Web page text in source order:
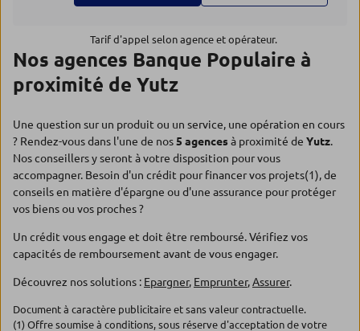
Tarif d'appel selon agence et opérateur.
Nos agences Banque Populaire à
proximité de Yutz
Une question sur un produit ou un service, une opération en cours
? Rendez-vous dans l'une de nos5 agencesà proximité de Yutz.
Nos conseillers y seront à votre disposition pour vous
accompagner. Besoin d'un crédit pour financer vos projets(1), de
conseils en matière d'épargne ou d'une assurance pour protéger
vos biens ou vos proches ?
Un crédit vous engage et doit être remboursé. Vérifiez vos
capacités de remboursement avant de vous engager.
Découvrez nos solutions : Epargner, Emprunter,Assurer.
Document à caractère publicitaire et sans valeur contractuelle.
(1) Offre soumise à conditions, sous réserve d'acceptation de votre